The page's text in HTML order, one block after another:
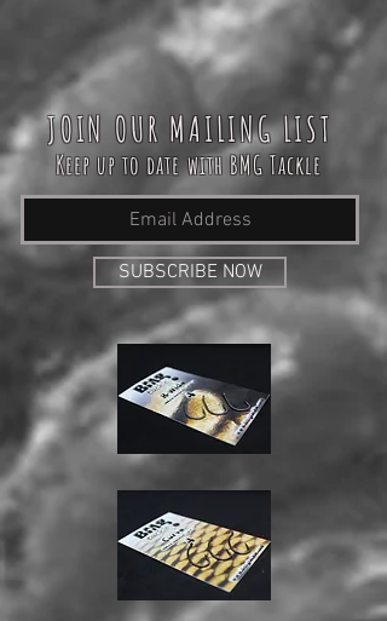
JOIN OUR MAILING LIST
Keep up to date with BMG Tackle
SUBSCRIBE NOW